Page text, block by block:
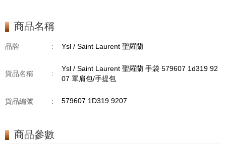
商品名稱
品牌 : Ysl / Saint Laurent 聖羅蘭
貨品名稱 :
Ysl / Saint Laurent 聖羅蘭 手袋 579607 1d319 92
07 單肩包/手提包
貨品編號 : 579607 1D319 9207
商品參數